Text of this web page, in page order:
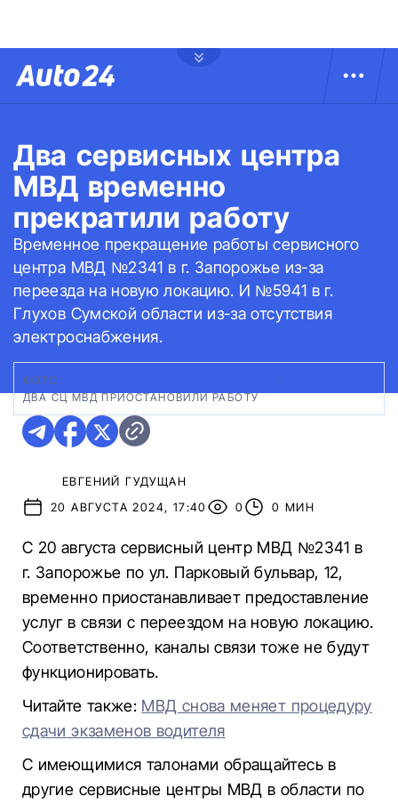
Два сервисных центра
МВД временно
прекратили работу
Временное прекращение работы сервисного
центра МВД №2341 в г. Запорожье из-за
переезда на новую локацию. И №5941 в г.
Глухов Сумской области из-за отсутствия
электроснабжения.
ФОТО:
ДВА СЦ МВД ПРИОСТАНОВИЛИ РАБОТУ
ЕВГЕНИЙ ГУДУЩАН
20 АВГУСТА 2024, 17:40
0 0 МИН
С 20 августа сервисный центр МВД №2341 в
г. Запорожье по ул. Парковый бульвар, 12,
временно приостанавливает предоставление
услуг в связи с переездом на новую локацию.
Соответственно, каналы связи тоже не будут
функционировать.
Читайте также: МВД снова меняет процедуру
сдачи экзаменов водителя
С имеющимися талонами обращайтесь в
другие сервисные центры МВД в области по